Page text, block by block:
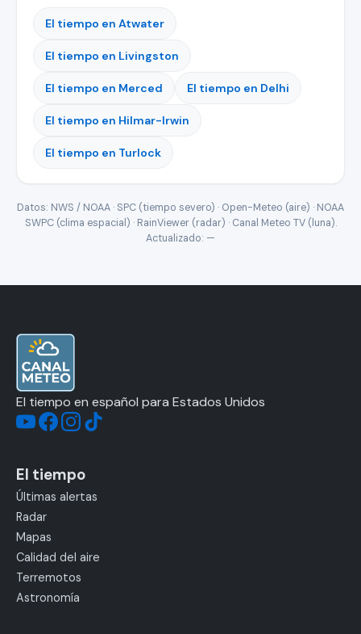
El tiempo en Atwater
El tiempo en Livingston
El tiempo en Merced El tiempo en Delhi
El tiempo en Hilmar-Irwin
El tiempo en Turlock
Datos: NWS / NOAA · SPC (tiempo severo) · Open-Meteo (aire) · NOAA
SWPC (clima espacial) · RainViewer (radar) · Canal Meteo TV (luna).
Actualizado: —
El tiempo en español para Estados Unidos
El tiempo
Últimas alertas
Radar
Mapas
Calidad del aire
Terremotos
Astronomía